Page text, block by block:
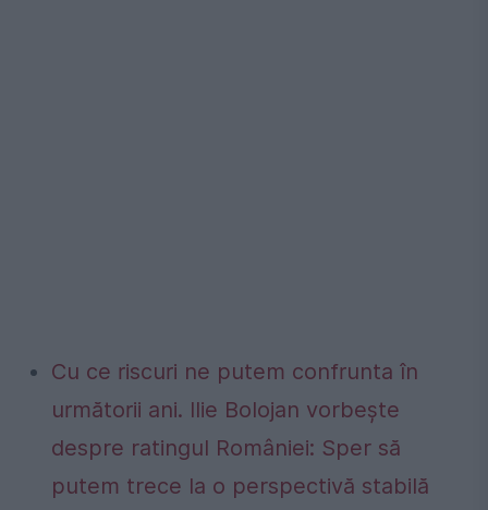
Cu ce riscuri ne putem confrunta în
următorii ani. Ilie Bolojan vorbește
despre ratingul României: Sper să
putem trece la o perspectivă stabilă